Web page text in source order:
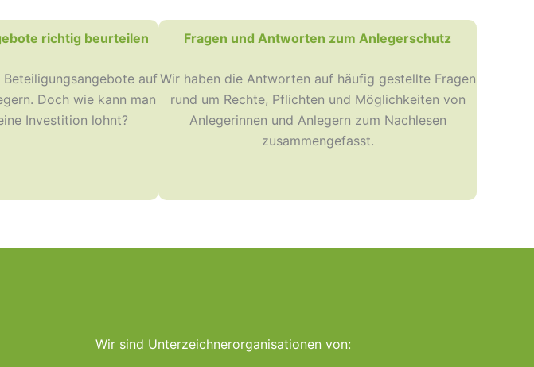
richtig beurteilen
auf
Doch wie kann man
Investition lohnt?
Fragen und Antworten zum Anlegerschutz
Wir haben die Antworten auf häufig gestellte Fragen
rund um Rechte, Pflichten und Möglichkeiten von
Anlegerinnen und Anlegern zum Nachlesen
zusammengefasst.
Wir sind Unterzeichnerorganisationen von: